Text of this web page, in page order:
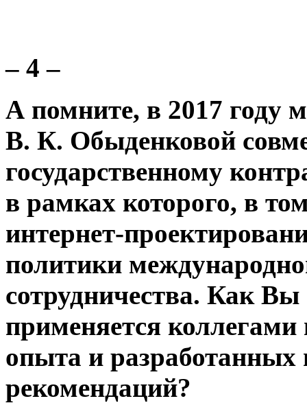
– 4 –
А помните, в 2017 году
В. К. Обыденковой
государственному
в рамках которого, в
интернет-
политики
сотрудничества. Как Вы
применяется коллегами
опыта и разработанных
рекомендаций?